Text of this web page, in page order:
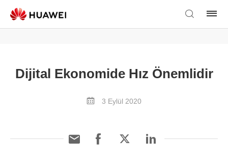
Dijital Ekonomide Hız Önemlidir
3 Eylül 2020